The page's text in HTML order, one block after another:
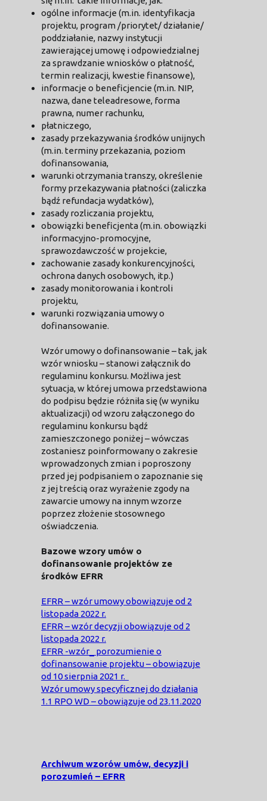
ogólne informacje (m.in. identyfikacja
projektu, program /priorytet/ działanie/
poddziałanie, nazwy instytucji
zawierającej umowę i odpowiedzialnej
za sprawdzanie wniosków o płatność,
termin realizacji, kwestie finansowe),
informacje o beneficjencie (m.in. NIP,
nazwa, dane teleadresowe, forma
prawna, numer rachunku,
płatniczego,
zasady przekazywania środków unijnych
(m.in. terminy przekazania, poziom
dofinansowania,
warunki otrzymania transzy, określenie
formy przekazywania płatności (zaliczka
bądź refundacja wydatków),
zasady rozliczania projektu,
obowiązki beneficjenta (m.in. obowiązki
informacyjno-promocyjne,
sprawozdawczość w projekcie,
zachowanie zasady konkurencyjności,
ochrona danych osobowych, itp.)
zasady monitorowania i kontroli
projektu,
warunki rozwiązania umowy o
dofinansowanie.
Wzór umowy o dofinansowanie – tak, jak
wzór wniosku – stanowi załącznik do
regulaminu konkursu. Możliwa jest
sytuacja, w której umowa przedstawiona
do podpisu będzie różniła się (w wyniku
aktualizacji) od wzoru załączonego do
regulaminu konkursu bądź
zamieszczonego poniżej – wówczas
zostaniesz poinformowany o zakresie
wprowadzonych zmian i poproszony
przed jej podpisaniem o zapoznanie się
z jej treścią oraz wyrażenie zgody na
zawarcie umowy na innym wzorze
poprzez złożenie stosownego
oświadczenia.
Bazowe wzory umów o
dofinansowanie projektów ze
środków EFRR
EFRR – wzór umowy obowiązuje od 2
listopada 2022 r.
EFRR – wzór decyzji obowiązuje od 2
listopada 2022 r.
EFRR -wzór_ porozumienie o
dofinansowanie projektu – obowiązuje
od 10 sierpnia 2021 r.
Wzór umowy specyficznej do działania
1.1 RPO WD – obowiązuje od 23.11.2020
Archiwum wzorów umów, decyzji i
porozumień – EFRR